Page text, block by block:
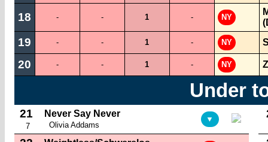
18 - - 1 - NY
19 - - 1 - NY
20 - - 1 - NY
Under
21
7
Never Say Never
Olivia Addams
▼